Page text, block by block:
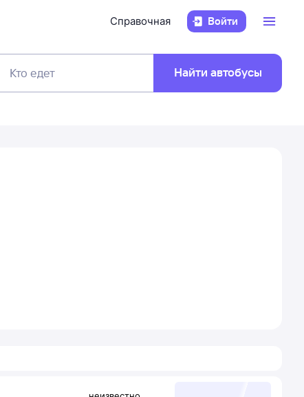
Справочная Войти
Кто едет Найти автобусы